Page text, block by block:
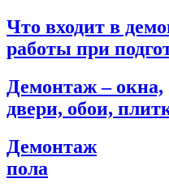
Что входит в
работы при
Демонтаж – окна,
двери, обои,
Демонтаж
пола